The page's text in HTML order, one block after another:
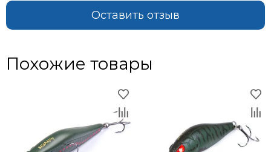
Оставить отзыв
Похожие товары